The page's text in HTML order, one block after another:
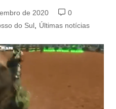
de 2020
0
do Sul, Últimas notícias